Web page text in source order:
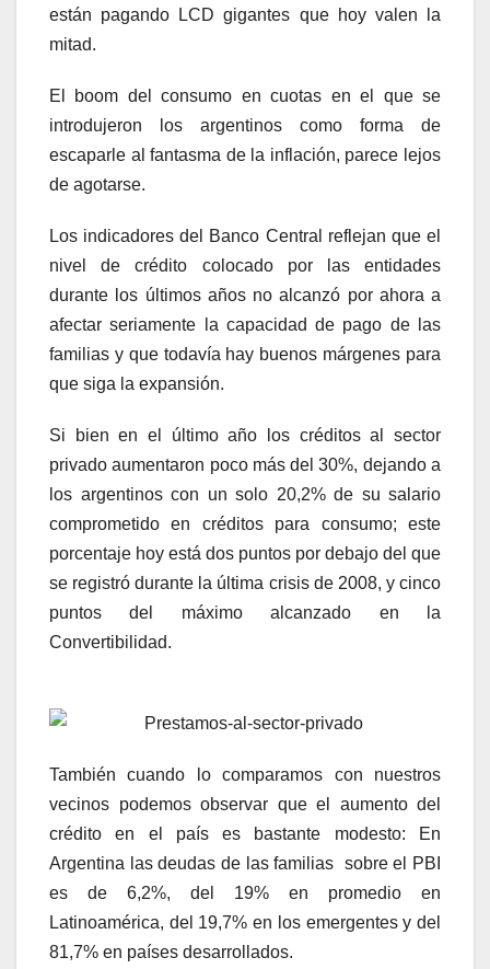
están pagando LCD gigantes que hoy valen la
mitad.
El boom del consumo en cuotas en el que se
introdujeron los argentinos como forma de
escaparle al fantasma de la inflación, parece lejos
de agotarse.
Los indicadores del Banco Central reflejan que el
nivel de crédito colocado por las entidades
durante los últimos años no alcanzó por ahora a
afectar seriamente la capacidad de pago de las
familias y que todavía hay buenos márgenes para
que siga la expansión.
Si bien en el último año los créditos al sector
privado aumentaron poco más del 30%, dejando a
los argentinos con un solo 20,2% de su salario
comprometido en créditos para consumo; este
porcentaje hoy está dos puntos por debajo del que
se registró durante la última crisis de 2008, y cinco
puntos del máximo alcanzado en la
Convertibilidad.
También cuando lo comparamos con nuestros
vecinos podemos observar que el aumento del
crédito en el país es bastante modesto: En
Argentina las deudas de las familias sobre el PBI
es de 6,2%, del 19% en promedio en
Latinoamérica, del 19,7% en los emergentes y del
81,7% en países desarrollados.